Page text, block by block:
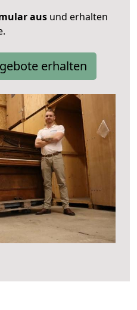
aus und erhalten
erhalten